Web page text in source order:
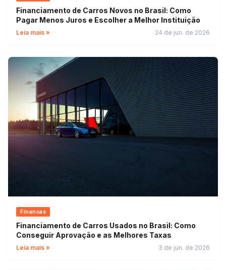
Financiamento de Carros Novos no Brasil: Como
Pagar Menos Juros e Escolher a Melhor Instituição
Leia mais » 24 de jun. de 2026
Financas
Financiamento de Carros Usados no Brasil: Como
Conseguir Aprovação e as Melhores Taxas
Leia mais » 3 de jun. de 2026